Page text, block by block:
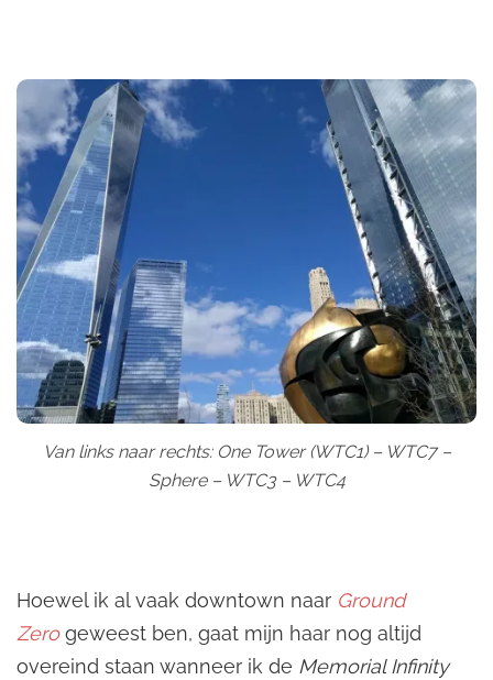
Van links naar rechts: One Tower (WTC1) – WTC7 –
Sphere – WTC3 – WTC4
Hoewel ik al vaak downtown naar Ground
Zero geweest ben, gaat mijn haar nog altijd
overeind staan wanneer ik de Memorial Infinity